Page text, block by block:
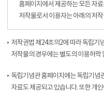
홈페이지에서 제공하는 모든 자
저작물로서 이용자는 아래의 저
저작권법 제24조의2에 따라 독립기
저작물의 경우에는 별도의 이용허
독립기념관 홈페이지에는 독립기념
자료도 제공되고 있습니다. 또한 개